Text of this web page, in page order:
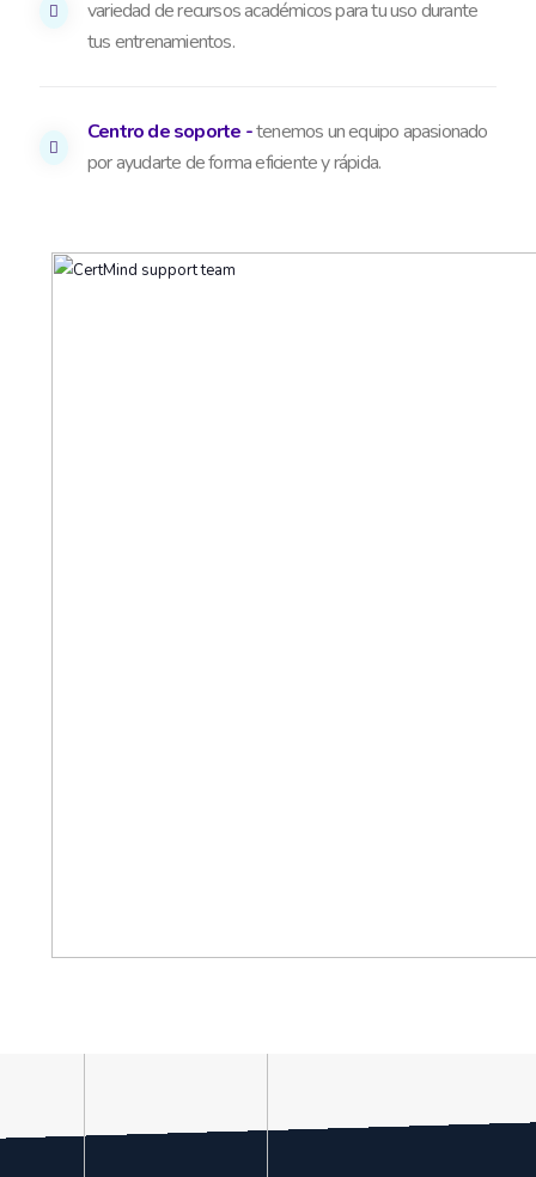
variedad de recursos académicos para tu uso durante
tus entrenamientos.
Centro de soporte -tenemos un equipo apasionado
por ayudarte de forma eficiente y rápida.